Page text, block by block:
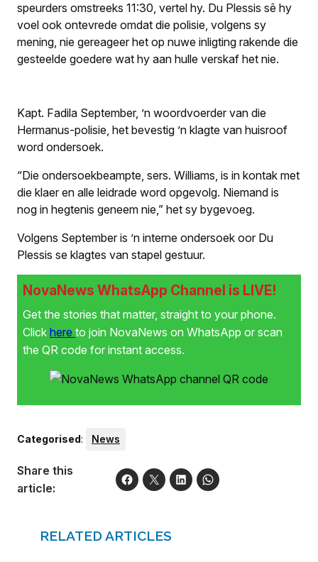
speurders omstreeks 11:30, vertel hy. Du Plessis sê hy
voel ook ontevrede omdat die polisie, volgens sy
mening, nie gereageer het op nuwe inligting rakende die
gesteelde goedere wat hy aan hulle verskaf het nie.
Kapt. Fadila September, ’n woordvoerder van die
Hermanus-polisie, het bevestig ’n klagte van huisroof
word ondersoek.
“Die ondersoekbeampte, sers. Williams, is in kontak met
die klaer en alle leidrade word opgevolg. Niemand is
nog in hegtenis geneem nie,” het sy bygevoeg.
Volgens September is ’n interne ondersoek oor Du
Plessis se klagtes van stapel gestuur.
NovaNews WhatsApp Channel is LIVE!
Get the stories that matter, straight to your phone.
Click here to join NovaNews on WhatsApp or scan
the QR code for instant access.
Categorised: News
Share this
article:
RELATED ARTICLES